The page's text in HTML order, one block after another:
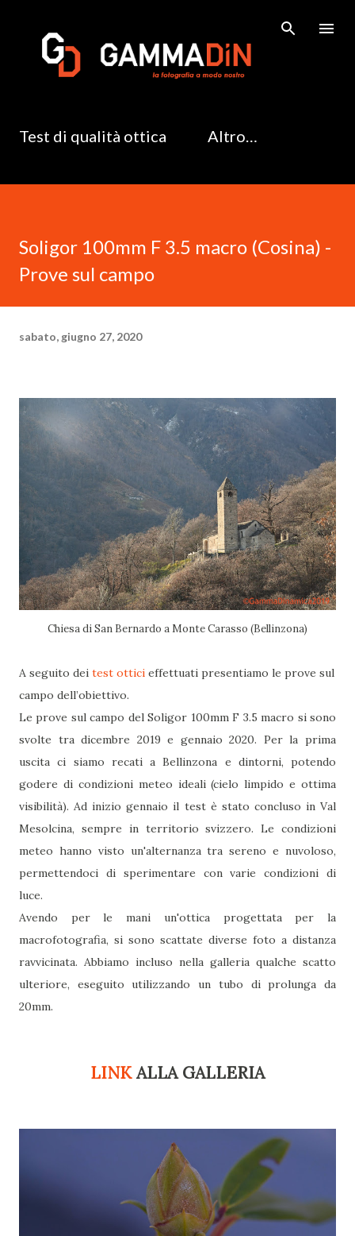
Test di qualità ottica Altro…
Soligor 100mm F 3.5 macro (Cosina) -
Prove sul campo
sabato, giugno 27, 2020
Chiesa di San Bernardo a Monte Carasso (Bellinzona)
A seguito dei test ottici effettuati presentiamo le prove sul
campo dell’obiettivo.
Le prove sul campo del Soligor 100mm F 3.5 macro si sono
svolte tra dicembre 2019 e gennaio 2020. Per la prima
uscita ci siamo recati a Bellinzona e dintorni, potendo
godere di condizioni meteo ideali (cielo limpido e ottima
visibilità). Ad inizio gennaio il test è stato concluso in Val
Mesolcina, sempre in territorio svizzero. Le condizioni
meteo hanno visto un'alternanza tra sereno e nuvoloso,
permettendoci di sperimentare con varie condizioni di
luce.
Avendo per le mani un'ottica progettata per la
macrofotografia, si sono scattate diverse foto a distanza
ravvicinata. Abbiamo incluso nella galleria qualche scatto
ulteriore, eseguito utilizzando un tubo di prolunga da
20mm.
LINKALLA GALLERIA